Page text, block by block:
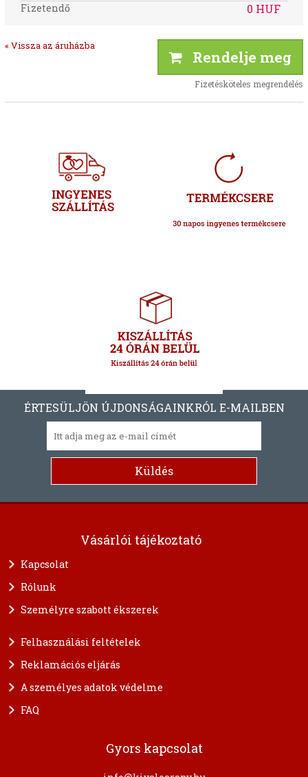
Fizetendő 0 HUF
« Vissza az áruházba
Rendelje meg
Fizetésköteles megrendelés
ÉRTESÜLJÖN ÚJDONSÁGAINKRÓL E-MAILBEN
Vásárlói tájékoztató
Kapcsolat
Rólunk
Személyre szabott ékszerek
Felhasználási feltételek
Reklamációs eljárás
A személyes adatok védelme
FAQ
Gyors kapcsolat